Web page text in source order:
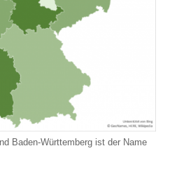
Baden-Württemberg ist der Name